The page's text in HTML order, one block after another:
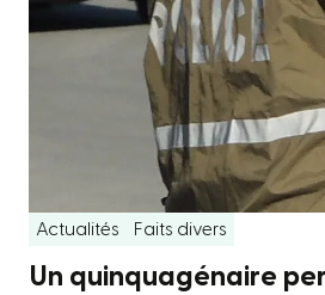
Actualités Faits divers
Un quinquagénaire